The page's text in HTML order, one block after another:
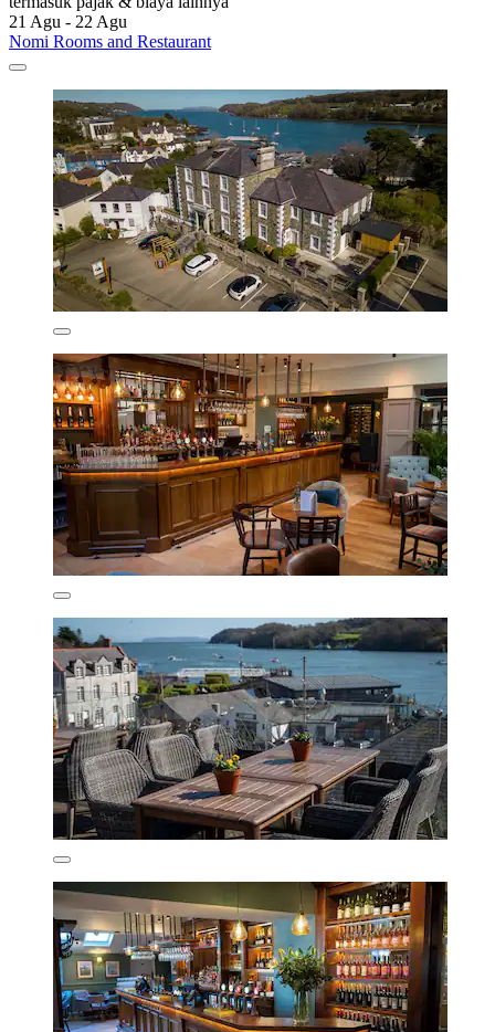
21 Agu - 22 Agu
Nomi Rooms and Restaurant